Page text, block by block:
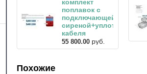
комплект
поплавок с
подключающейся
сиреной+уплотнитель
кабеля
55 800.00 руб.
Похожие